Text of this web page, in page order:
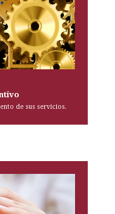
de sus servicios.